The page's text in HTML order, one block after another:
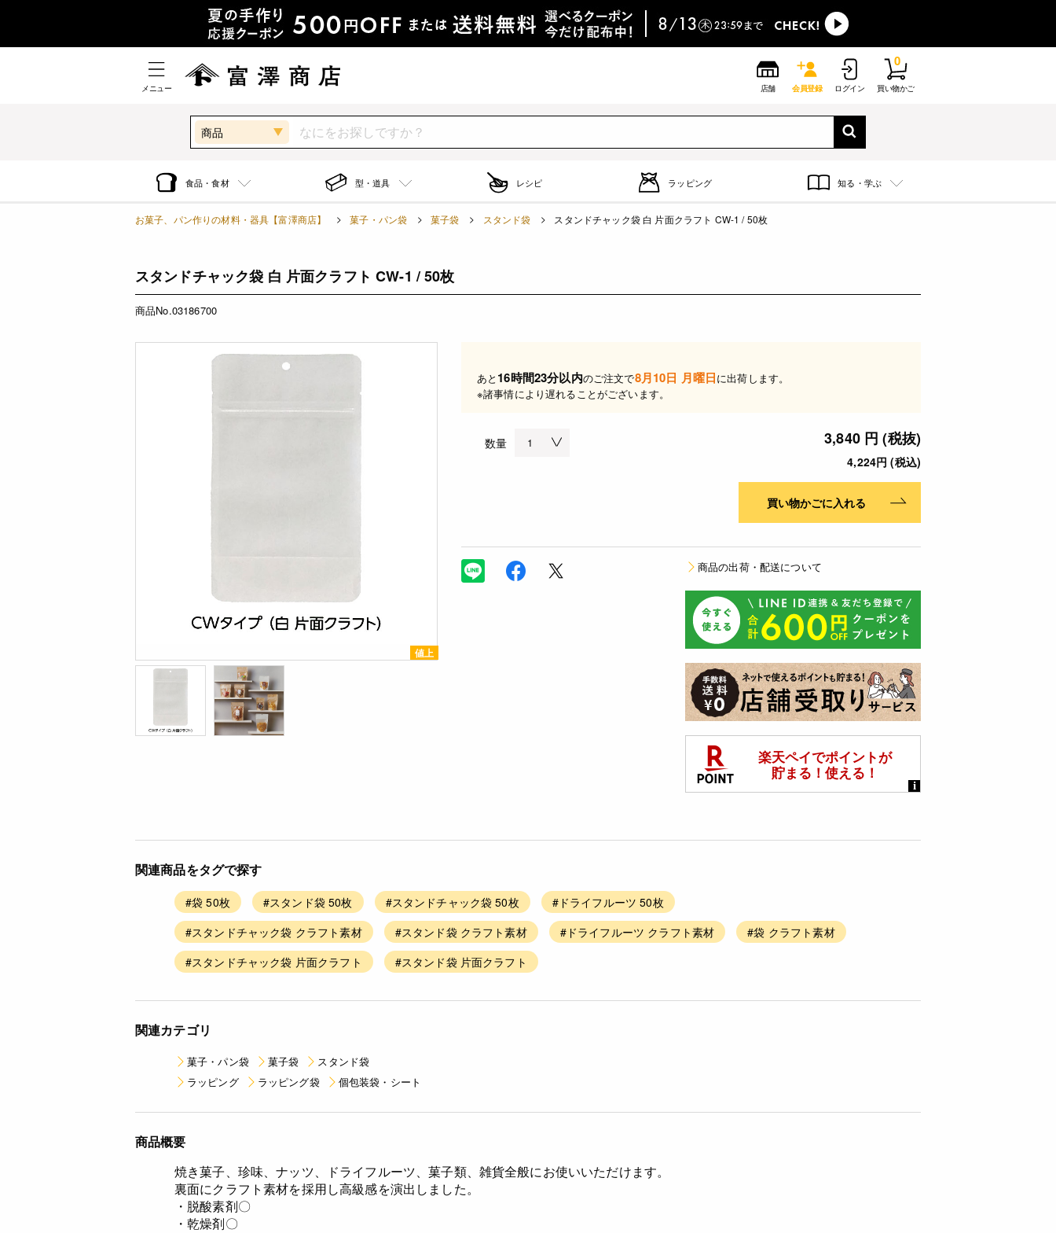
メニュー 店舗 会員登録 ログイン 買い物かご
0
商品
食品・食材 型・道具 レシピ ラッピング 知る・学ぶ
お菓子、パン作りの材料・器具【富澤商店】 菓子・パン袋 菓子袋 スタンド袋 スタンドチャック袋 白 片面クラフト CW-1 / 50枚
スタンドチャック袋 白 片面クラフト CW-1 / 50枚
商品No.03186700
値上
あと 16時間23分以内のご注文で8月10日 月曜日に出荷します。
※諸事情により遅れることがございます。
数量 3,840 円 (税抜)
4,224円 (税込)
買い物かごに入れる
商品の出荷・配送について
関連商品をタグで探す
#袋 50枚 #スタンド袋 50枚 #スタンドチャック袋 50枚
#ドライフルーツ 50枚
#スタンドチャック袋 クラフト素材
#スタンド袋 クラフト素材 #ドライフルーツ クラフト素材
#袋 クラフト素材
#スタンドチャック袋 片面クラフト
#スタンド袋 片面クラフト
関連カテゴリ
菓子・パン袋 菓子袋
スタンド袋
ラッピング
ラッピング袋 個包装袋・シート
商品概要
焼き菓子、珍味、ナッツ、ドライフルーツ、菓子類、雑貨全般にお使いいただけます。
裏面にクラフト素材を採用し高級感を演出しました。
・脱酸素剤〇
・乾燥剤〇